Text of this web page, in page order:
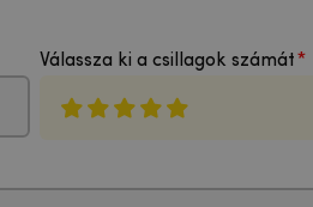
Válassza ki a csillagok számát